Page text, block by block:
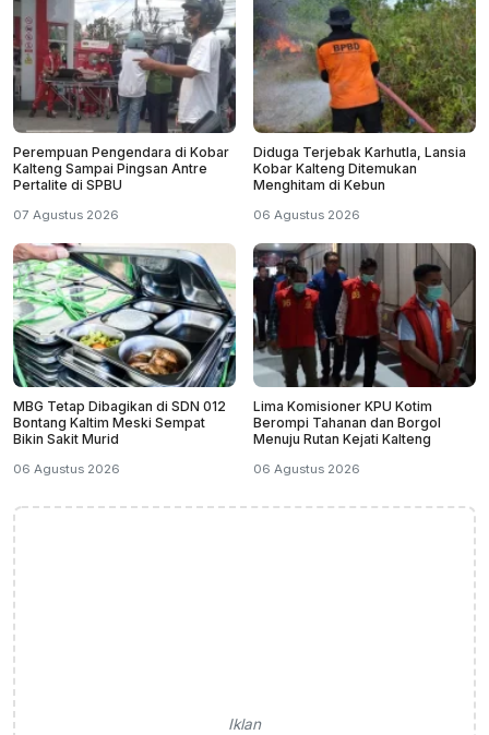
Perempuan Pengendara di Kobar
Kalteng Sampai Pingsan Antre
Pertalite di SPBU
07 Agustus 2026
Diduga Terjebak Karhutla, Lansia
Kobar Kalteng Ditemukan
Menghitam di Kebun
06 Agustus 2026
MBG Tetap Dibagikan di SDN 012
Bontang Kaltim Meski Sempat
Bikin Sakit Murid
06 Agustus 2026
Lima Komisioner KPU Kotim
Berompi Tahanan dan Borgol
Menuju Rutan Kejati Kalteng
06 Agustus 2026
Iklan